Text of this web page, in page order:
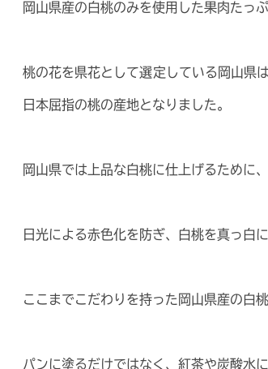
岡山県産の白桃のみを使用した果肉たっ
桃の花を県花として選定している岡山県
日本屈指の桃の産地となりました。
岡山県では上品な白桃に仕上げるために
日光による赤色化を防ぎ、白桃を真っ白
ここまでこだわりを持った岡山県産の白
パンに塗るだけではなく、紅茶や炭酸水